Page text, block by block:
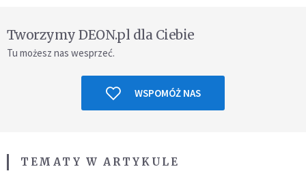
Tworzymy DEON.pl dla Ciebie
Tu możesz nas wesprzeć.
WSPOMÓŻ NAS
TEMATY W ARTYKULE